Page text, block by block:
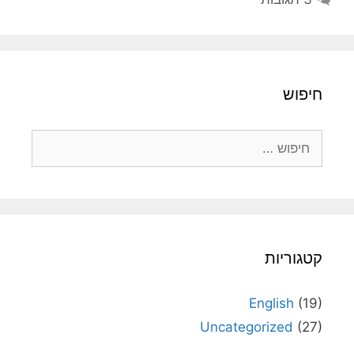
חיפוש
קטגוריות
English (19)
Uncategorized (27)